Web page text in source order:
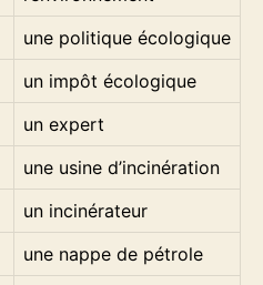
une politique écologique
un impôt écologique
un expert
une usine d’incinération
un incinérateur
une nappe de pétrole